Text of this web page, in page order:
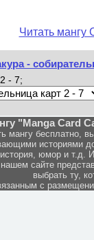
Читать мангу
-
- 7;
"Manga Card
мангу бесплатно,
историями
юмор и
сайте
выбрать ту,
с